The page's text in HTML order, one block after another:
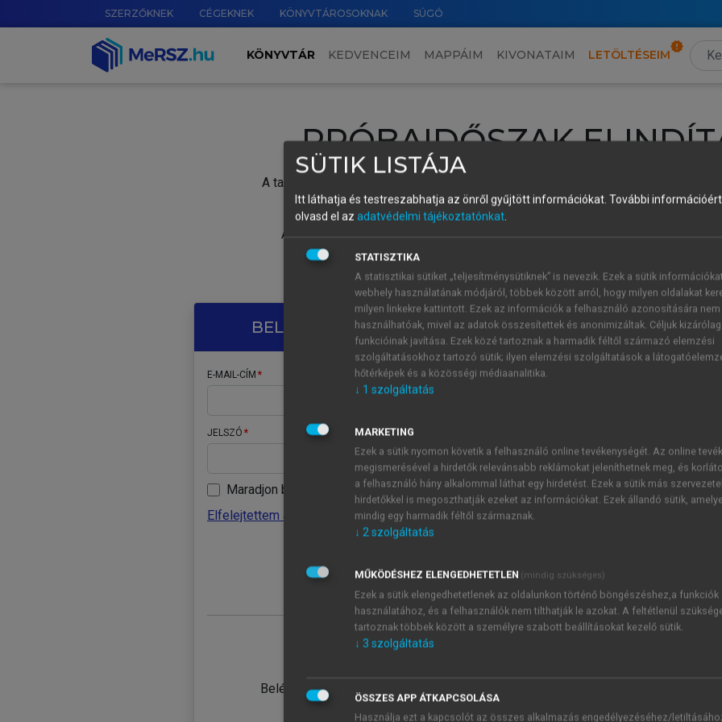
SZERZŐKNEK CÉGEKNEK KÖNYVTÁROSOKNAK SÚGÓ
KÖNYVTÁR KEDVENCEIM MAPPÁIM KIVONATAIM LETÖLTÉSEIM
PRÓBAIDŐSZAK
A tartalom megtekintéséhez lépj be a saját fiókoddal, iskolai azonosítóddal vagy
Új felhasználóként1 óra díjmentes hozzáférésrevagy
A próbaidőszak elindításához,
vagy hozz
A regisztráció után a
BELÉPÉS SAJÁT FIÓKKAL
E-MAIL-CÍM
JELSZÓ
Maradjon belépve
Elfelejtettem a jelszavamat
Belépés intézményi azonosítóval
ÚJ FIÓK
1 óra
JELSZÓ
Kérek értesítést a MeRSZ
Kérek értesítést az
SÜTIK LISTÁJA
Itt láthatja és testreszabhatja az önről gyűjtött információkat. További
olvasd el az adatvédelmi tájékoztatónkat.
STATISZTIKA
A statisztikai sütiket „teljesítménysütiknek” is nevezik. Ezek a sütik
webhely használatának módjáról, többek között arról, hogy milyen oldalakat
milyen linkekre kattintott. Ezek az információk a felhasználó azonosítására nem
használhatóak, mivel az adatok összesítettek és anonimizáltak. Céljuk
funkcióinak javítása. Ezek közé tartoznak a harmadik féltől származó elemzési
szolgáltatásokhoz tartozó sütik; ilyen elemzési szolgáltatások a
hőtérképek és a közösségi médiaanalitika.
↓ 1 szolgáltatás
MARKETING
Ezek a sütik nyomon követik a felhasználó online tevékenységét. Az online
megismerésével a hirdetők relevánsabb reklámokat jeleníthetnek meg, és
a felhasználó hány alkalommal láthat egy hirdetést. Ezek a sütik más
hirdetőkkel is megoszthatják ezeket az információkat. Ezek állandó sütik,
mindig egy harmadik féltől származnak.
↓ 2szolgáltatás
MŰKÖDÉSHEZ ELENGEDHETETLEN (mindig szükséges)
Ezek a sütik elengedhetetlenek az oldalunkon történő böngészéshez,a funkciók
használatához, és a felhasználók nem tilthatják le azokat. A feltétlenül
tartoznak többek között a személyre szabott beállításokat kezelő sütik.
↓ 3 szolgáltatás
ÖSSZES APP ÁTKAPCSOLÁSA
Használja ezt a kapcsolót az összes alkalmazás engedélyezéséhez/